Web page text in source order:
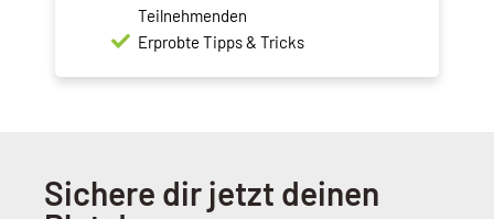
Teilnehmenden
Erprobte Tipps & Tricks
Sichere dir jetzt deinen